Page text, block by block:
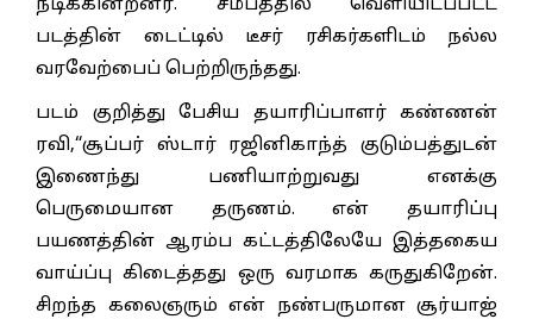
நடிக்கின்றனர். சமீபத்தில் வெளியிடப்பட்ட
படத்தின் டைட்டில் டீசர் ரசிகர்களிடம் நல்ல
வரவேற்பைப் பெற்றிருந்தது.
படம் குறித்து பேசிய தயாரிப்பாளர் கண்ணன்
ரவி,“சூப்பர் ஸ்டார் ரஜினிகாந்த் குடும்பத்துடன்
இணைந்து பணியாற்றுவது எனக்கு
பெருமையான தருணம். என் தயாரிப்பு
பயணத்தின் ஆரம்ப கட்டத்திலேயே இத்தகைய
வாய்ப்பு கிடைத்தது ஒரு வரமாக கருதுகிறேன்.
சிறந்த கலைஞரும் என் நண்பருமான சூர்யாஜ்